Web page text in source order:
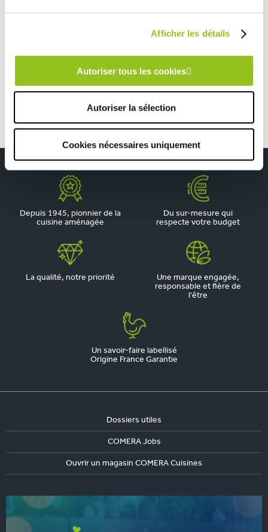
Afficher les détails
Autoriser tous les cookies
Autoriser la sélection
Cookies nécessaires uniquement
Petite cuisine bleue en longueur
Depuis 1945, pionnier de la
cuisine aménagée
Du sur-mesure qui
respecte votre budget
La qualité, notre priorité
Une marque engagée,
responsable et fière de
l'être
Un savoir-faire labellisé
Origine France Garantie
Dossiers utiles
COMERA Jobs
Ouvrir un magasin COMERA Cuisines